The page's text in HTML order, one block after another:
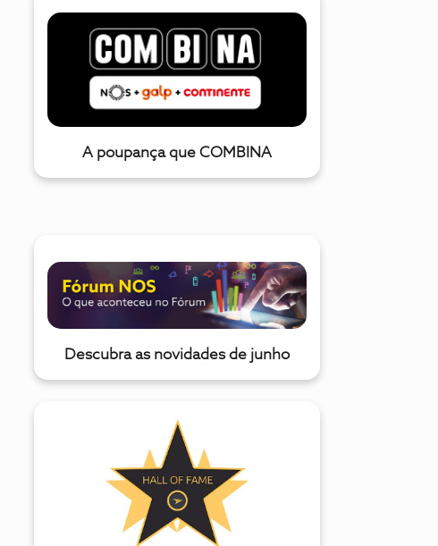
A poupança que COMBINA
Descubra as novidades de junho